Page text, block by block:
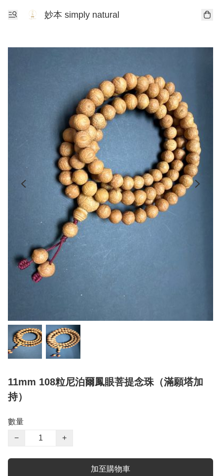
妙本 simply natural
11mm 108粒尼泊爾鳳眼菩提念珠（滿願塔加
持）
數量
−
+
加至購物車